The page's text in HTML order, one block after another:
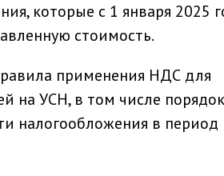
которые с 1 января 2025
стоимость.
применения НДС для
на УСН, в том числе порядок
налогообложения в период